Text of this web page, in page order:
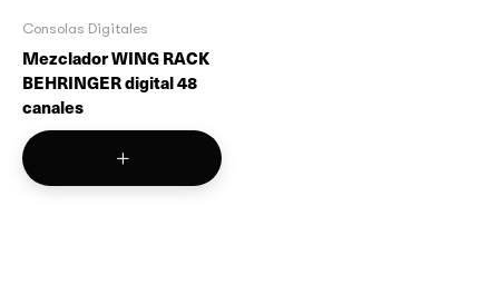
Consolas Digitales
Mezclador WING RACK
BEHRINGER digital 48
canales